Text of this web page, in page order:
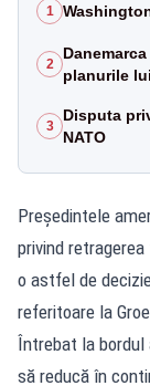
1
2
planurile
3
Disputa
NATO
Președintele
privind
o astfel de
referitoare la
Întrebat la bordul
să reducă în